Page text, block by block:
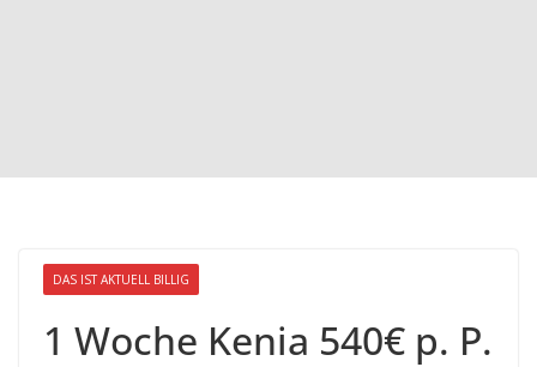
DAS IST AKTUELL BILLIG
1 Woche Kenia 540€ p. P.